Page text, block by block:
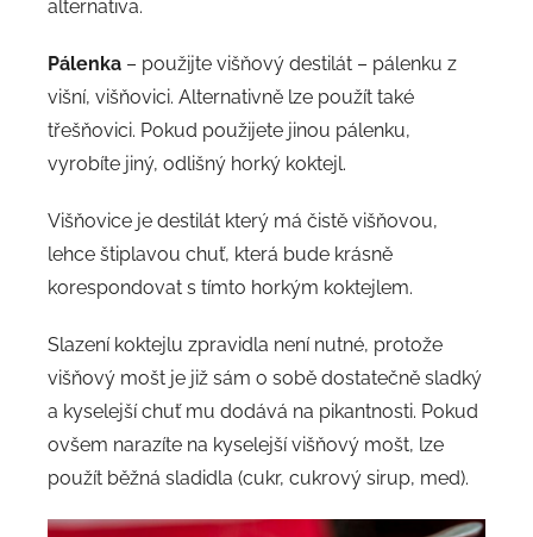
alternativa.
Pálenka – použijte višňový destilát – pálenku z
višní, višňovici. Alternativně lze použít také
třešňovici. Pokud použijete jinou pálenku,
vyrobíte jiný, odlišný horký koktejl.
Višňovice je destilát který má čistě višňovou,
lehce štiplavou chuť, která bude krásně
korespondovat s tímto horkým koktejlem.
Slazení koktejlu zpravidla není nutné, protože
višňový mošt je již sám o sobě dostatečně sladký
a kyselejší chuť mu dodává na pikantnosti. Pokud
ovšem narazíte na kyselejší višňový mošt, lze
použít běžná sladidla (cukr, cukrový sirup, med).